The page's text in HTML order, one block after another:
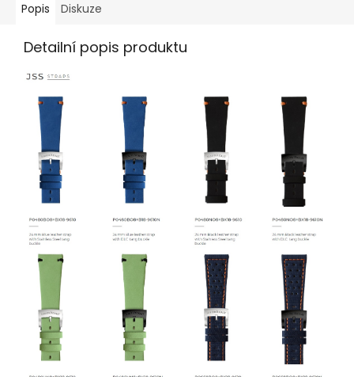
Popis Diskuze
Detailní popis produktu